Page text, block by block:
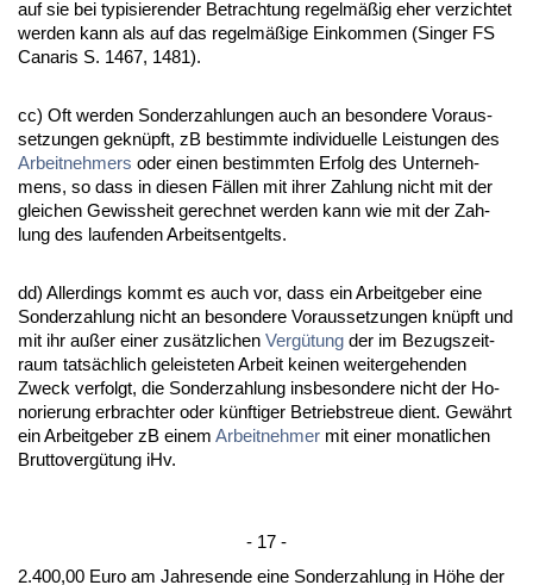
auf sie bei ty­pi­sie­ren­der Be­trach­tung re­gelmäßig eher ver­zich­tet
wer­den kann als auf das re­gelmäßige Ein­kom­men (Sin­ger FS
Ca­na­ris S. 1467, 1481).
cc) Oft wer­den Son­der­zah­lun­gen auch an be­son­de­re Vor­aus­
set­zun­gen ge­knüpft, zB be­stimm­te in­di­vi­du­el­le Leis­tun­gen des
Ar­beit­neh­mers oder ei­nen be­stimm­ten Er­folg des Un­ter­neh­
mens, so dass in die­sen Fällen mit ih­rer Zah­lung nicht mit der
glei­chen Ge­wiss­heit ge­rech­net wer­den kann wie mit der Zah­
lung des lau­fen­den Ar­beits­ent­gelts.
dd) Al­ler­dings kommt es auch vor, dass ein Ar­beit­ge­ber ei­ne
Son­der­zah­lung nicht an be­son­de­re Vor­aus­set­zun­gen knüpft und
mit ihr außer ei­ner zusätz­li­chen Vergütung der im Be­zugs­zeit­
raum tatsächlich ge­leis­te­ten Ar­beit kei­nen wei­ter­ge­hen­den
Zweck ver­folgt, die Son­der­zah­lung ins­be­son­de­re nicht der Ho­
no­rie­rung er­brach­ter oder künf­ti­ger Be­triebs­treue dient. Gewährt
ein Ar­beit­ge­ber zB ei­nem Ar­beit­neh­mer mit ei­ner mo­nat­li­chen
Brut­to­vergütung iHv.
- 17 -
2.400,00 Eu­ro am Jah­res­en­de ei­ne Son­der­zah­lung in Höhe der